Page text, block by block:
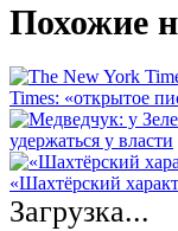
Похожие
Times: «открытое
удержаться у власти
«Шахтёрский
Загрузка...